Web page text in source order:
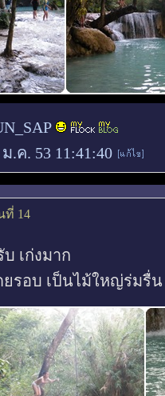
ม.ค. 53 11:41:40
ที่ 14
เก่งมาก
รอบ เป็นไม้ใหญ่ร่มรื่น